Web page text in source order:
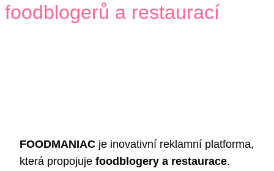
foodblogerů a restaurací
FOODMANIAC je inovativní reklamní platforma,
která propojuje foodblogery a restaurace.